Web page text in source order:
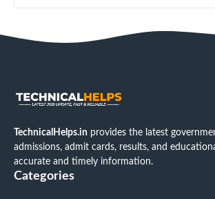
TechnicalHelps.in provides the latest
admissions, admit cards, results, and
accurate and timely information.
Categories